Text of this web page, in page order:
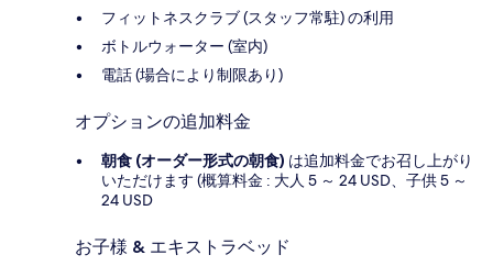
フィットネスクラブ (スタッフ常駐) の利用
ボトルウォーター (室内)
電話 (場合により制限あり)
オプションの追加料金
朝食 (オーダー形式の朝食) は追加料金でお召し上がり
いただけます (概算料金 : 大人 5 ～ 24 USD、子供 5 ～
24 USD
お子様 & エキストラベッド